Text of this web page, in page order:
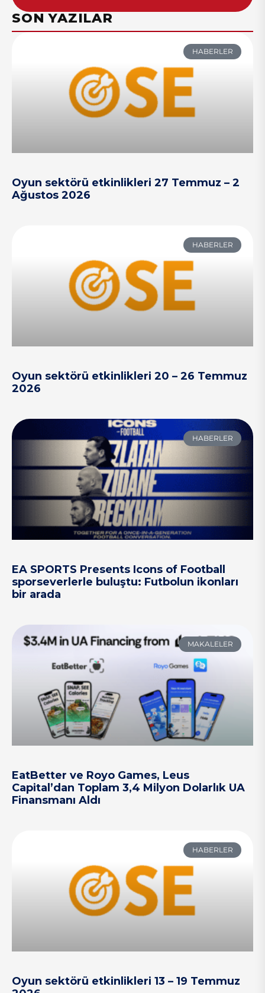
SON YAZILAR
HABERLER
Oyun sektörü etkinlikleri 27 Temmuz – 2
Ağustos 2026
HABERLER
Oyun sektörü etkinlikleri 20 – 26 Temmuz
2026
HABERLER
EA SPORTS Presents Icons of Football
sporseverlerle buluştu: Futbolun ikonları
bir arada
MAKALELER
EatBetter ve Royo Games, Leus
Capital’dan Toplam 3,4 Milyon Dolarlık UA
Finansmanı Aldı
HABERLER
Oyun sektörü etkinlikleri 13 – 19 Temmuz